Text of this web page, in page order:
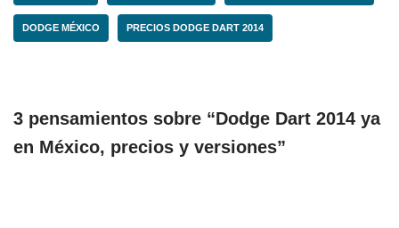
DODGE MÉXICO PRECIOS DODGE DART 2014
3 pensamientos sobre “Dodge Dart 2014 ya
en México, precios y versiones”